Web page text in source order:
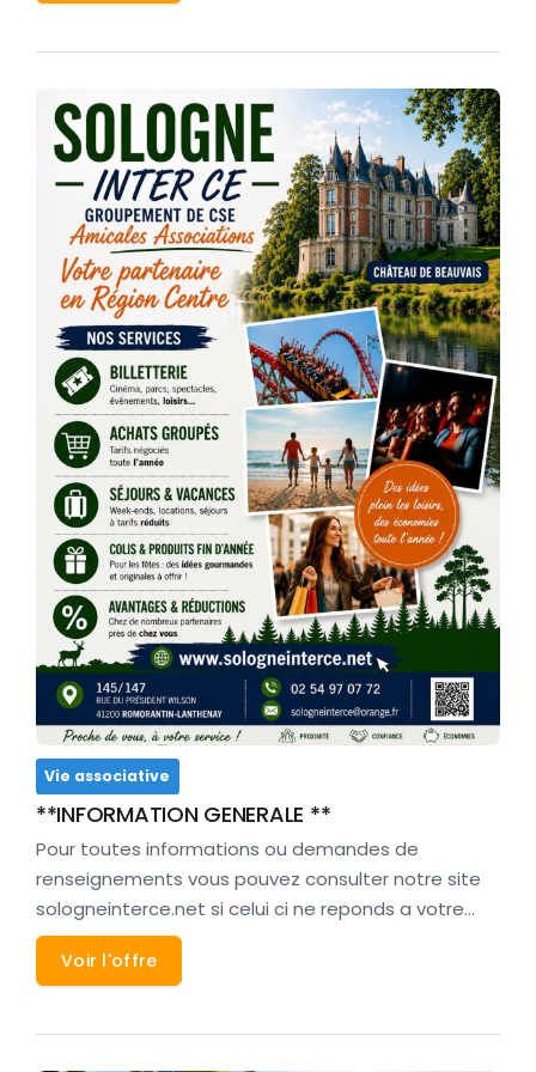
Vie associative
**INFORMATION GENERALE **
Pour toutes informations ou demandes de
renseignements vous pouvez consulter notre site
sologneinterce.net si celui ci ne reponds a votre…
Voir l'offre